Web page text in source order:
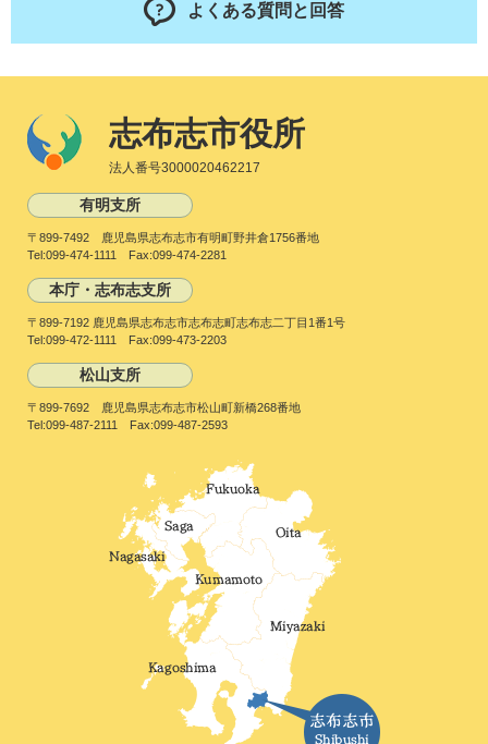
よくある質問と回答
志布志市役所
法人番号3000020462217
有明支所
〒899-7492 鹿児島県志布志市有明町野井倉1756番地
Tel:099-474-1111 Fax:099-474-2281
本庁・志布志支所
〒899-7192 鹿児島県志布志市志布志町志布志二丁目1番1号
Tel:099-472-1111 Fax:099-473-2203
松山支所
〒899-7692 鹿児島県志布志市松山町新橋268番地
Tel:099-487-2111 Fax:099-487-2593